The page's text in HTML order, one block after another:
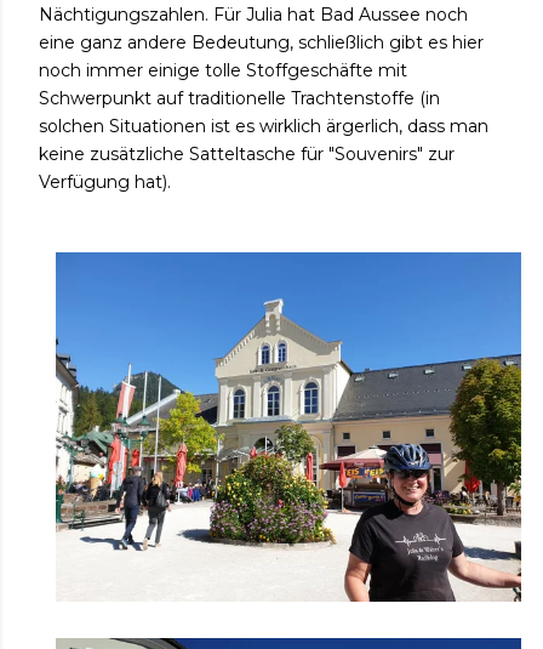
Nächtigungszahlen. Für Julia hat Bad Aussee noch
eine ganz andere Bedeutung, schließlich gibt es hier
noch immer einige tolle Stoffgeschäfte mit
Schwerpunkt auf traditionelle Trachtenstoffe (in
solchen Situationen ist es wirklich ärgerlich, dass man
keine zusätzliche Satteltasche für "Souvenirs" zur
Verfügung hat).